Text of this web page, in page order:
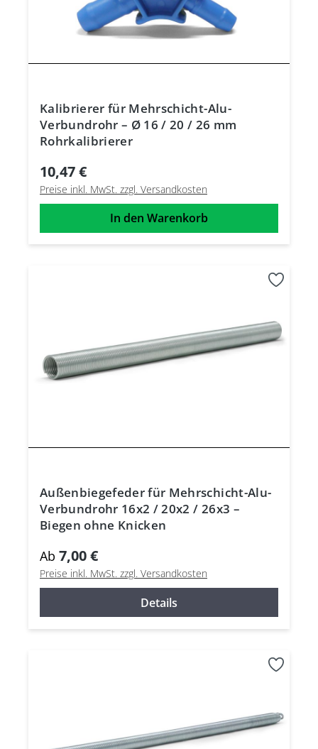
Kalibrierer für Mehrschicht-Alu-
Verbundrohr – Ø 16 / 20 / 26 mm
Rohrkalibrierer
10,47 €
Preise inkl. MwSt. zzgl. Versandkosten
In den Warenkorb
Außenbiegefeder für Mehrschicht-Alu-
Verbundrohr 16x2 / 20x2 / 26x3 –
Biegen ohne Knicken
Ab 7,00 €
Preise inkl. MwSt. zzgl. Versandkosten
Details